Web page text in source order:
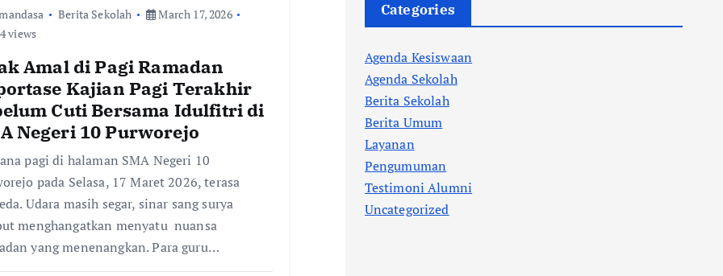
Berita Sekolah
March 17, 2026
views
Amal di Pagi Ramadan
Kajian Pagi Terakhir
Cuti Bersama Idulfitri di
Negeri 10 Purworejo
pagi di halaman SMA Negeri 10
pada Selasa, 17 Maret 2026, terasa
Udara masih segar, sinar sang surya
menghangatkan menyatu nuansa
yang menenangkan. Para guru…
Categories
Agenda Kesiswaan
Agenda Sekolah
Berita Sekolah
Berita Umum
Layanan
Pengumuman
Testimoni Alumni
Uncategorized